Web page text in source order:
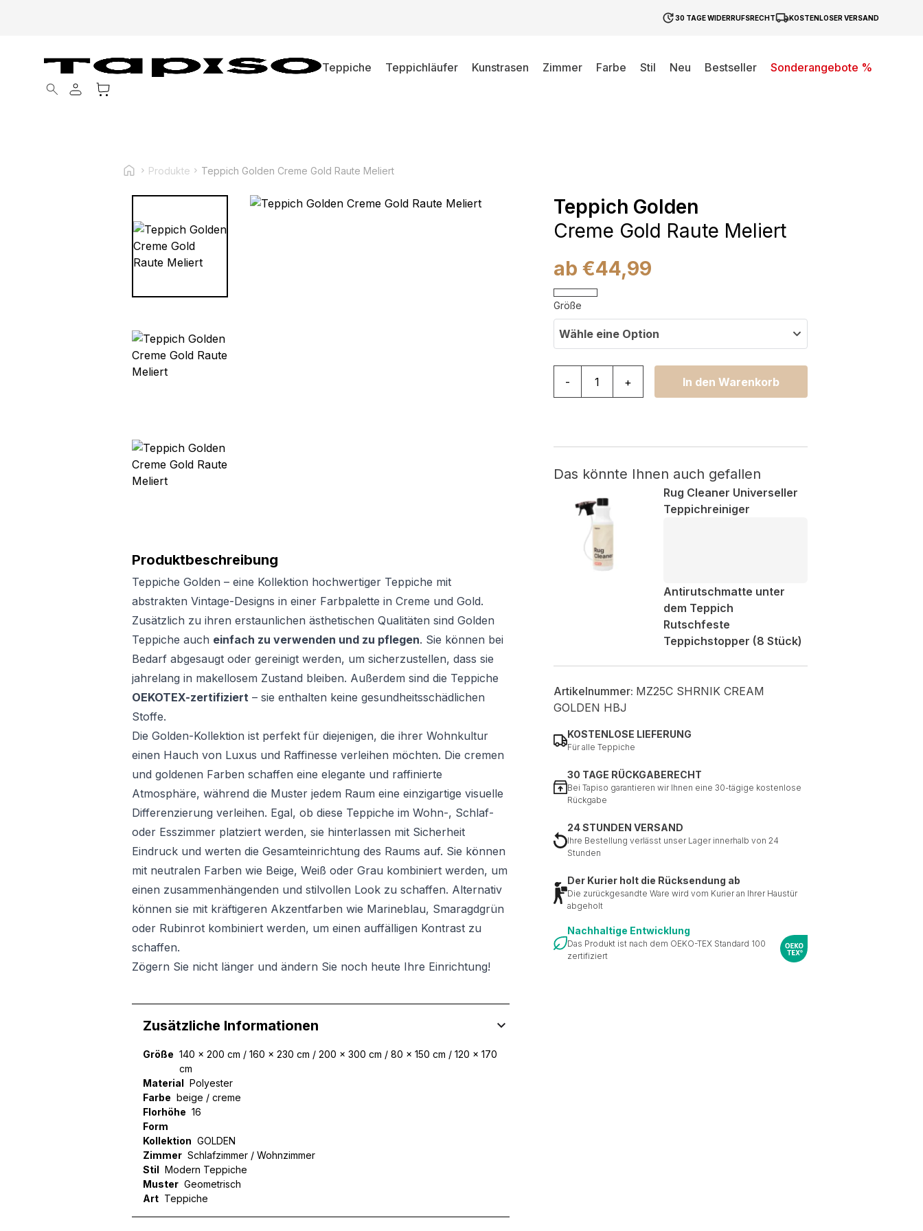
30 TAGE WIDERRUFSRECHT KOSTENLOSER VERSAND
Teppiche Teppichläufer Kunstrasen Zimmer Farbe Stil Neu Bestseller
Sonderangebote %
Products search
Produkte Teppich Golden Creme Gold Raute Meliert
Produktbeschreibung
Teppiche Golden – eine Kollektion hochwertiger Teppiche mit
abstrakten Vintage-Designs in einer Farbpalette in Creme und Gold.
Zusätzlich zu ihren erstaunlichen ästhetischen Qualitäten sind Golden
Teppiche auch einfach zu verwenden und zu pflegen. Sie können bei
Bedarf abgesaugt oder gereinigt werden, um sicherzustellen, dass sie
jahrelang in makellosem Zustand bleiben. Außerdem sind die Teppiche
OEKOTEX-zertifiziert – sie enthalten keine gesundheitsschädlichen
Stoffe.
Die Golden-Kollektion ist perfekt für diejenigen, die ihrer Wohnkultur
einen Hauch von Luxus und Raffinesse verleihen möchten. Die cremen
und goldenen Farben schaffen eine elegante und raffinierte
Atmosphäre, während die Muster jedem Raum eine einzigartige visuelle
Differenzierung verleihen. Egal, ob diese Teppiche im Wohn-, Schlaf-
oder Esszimmer platziert werden, sie hinterlassen mit Sicherheit
Eindruck und werten die Gesamteinrichtung des Raums auf. Sie können
mit neutralen Farben wie Beige, Weiß oder Grau kombiniert werden, um
einen zusammenhängenden und stilvollen Look zu schaffen. Alternativ
können sie mit kräftigeren Akzentfarben wie Marineblau, Smaragdgrün
oder Rubinrot kombiniert werden, um einen auffälligen Kontrast zu
schaffen.
Zögern Sie nicht länger und ändern Sie noch heute Ihre Einrichtung!
Teppich Golden
Creme Gold Raute Meliert
ab €44,99
Größe
Wähle eine Option
- + In den Warenkorb
Das könnte Ihnen auch gefallen
Rug Cleaner Universeller
Teppichreiniger
Antirutschmatte unter
dem Teppich
Rutschfeste
Teppichstopper (8 Stück)
Artikelnummer: MZ25C SHRNIK CREAM
GOLDEN HBJ
KOSTENLOSE LIEFERUNG
Für alle Teppiche
30 TAGE RÜCKGABERECHT
Bei Tapiso garantieren wir Ihnen eine 30-tägige kostenlose
Rückgabe
24 STUNDEN VERSAND
Ihre Bestellung verlässt unser Lager innerhalb von 24
Stunden
Der Kurier holt die Rücksendung ab
Die zurückgesandte Ware wird vom Kurier an Ihrer Haustür
abgeholt
Nachhaltige Entwicklung
Das Produkt ist nach dem OEKO-TEX Standard 100
zertifiziert
Zusätzliche Informationen
Größe 140 x 200 cm / 160 x 230 cm / 200 x 300 cm / 80 x 150 cm / 120 x 170
cm
Material Polyester
Farbe beige / creme
Florhöhe 16
Form
Kollektion GOLDEN
Zimmer Schlafzimmer / Wohnzimmer
Stil Modern Teppiche
Muster Geometrisch
Art Teppiche